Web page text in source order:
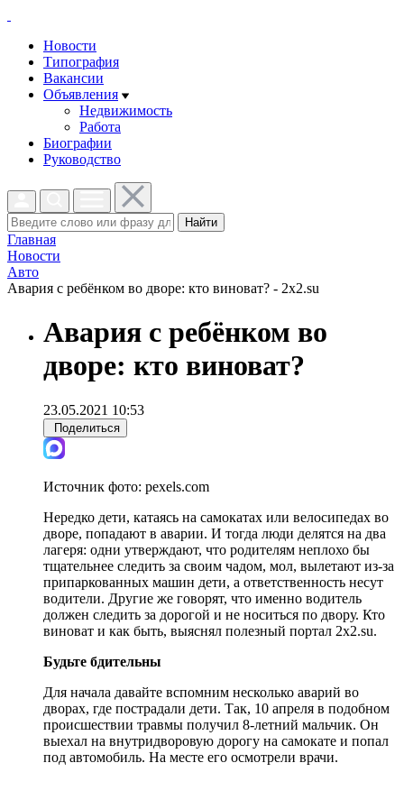
Новости
Типография
Вакансии
Объявления
Недвижимость
Работа
Биографии
Руководство
Найти
Главная
Новости
Авто
Авария с ребёнком во дворе: кто виноват? - 2x2.su
Авария с ребёнком во
дворе: кто виноват?
23.05.2021 10:53
Поделиться
Источник фото: pexels.com
Нередко дети, катаясь на самокатах или велосипедах во
дворе, попадают в аварии. И тогда люди делятся на два
лагеря: одни утверждают, что родителям неплохо бы
тщательнее следить за своим чадом, мол, вылетают из-за
припаркованных машин дети, а ответственность несут
водители. Другие же говорят, что именно водитель
должен следить за дорогой и не носиться по двору. Кто
виноват и как быть, выяснял полезный портал 2х2.su.
Будьте бдительны
Для начала давайте вспомним несколько аварий во
дворах, где пострадали дети. Так, 10 апреля в подобном
происшествии травмы получил 8-летний мальчик. Он
выехал на внутридворовую дорогу на самокате и попал
под автомобиль. На месте его осмотрели врачи.